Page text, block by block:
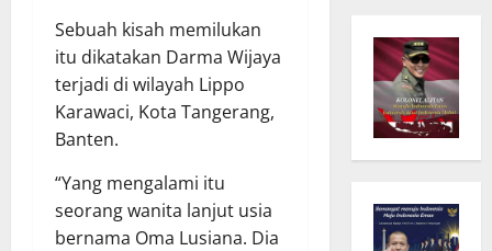
Sebuah kisah memilukan
itu dikatakan Darma Wijaya
terjadi di wilayah Lippo
Karawaci, Kota Tangerang,
Banten.
“Yang mengalami itu
seorang wanita lanjut usia
bernama Oma Lusiana. Dia